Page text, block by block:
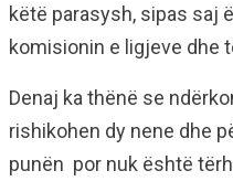
këtë parasysh, sipas saj
komisionin e ligjeve dhe
Denaj ka thënë se
rishikohen dy nene dhe
punën por nuk është